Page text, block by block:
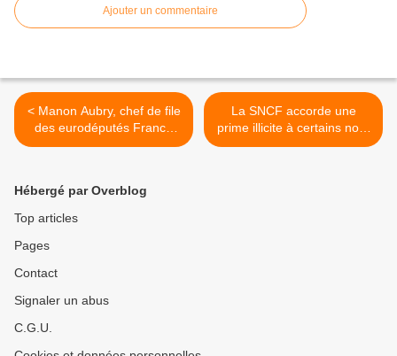
Ajouter un commentaire
< Manon Aubry, chef de file
des eurodéputés France
insoumise recherche un ou
La SNCF accorde une
prime illicite à certains non-
grévistes >
Hébergé par Overblog
Top articles
Pages
Contact
Signaler un abus
C.G.U.